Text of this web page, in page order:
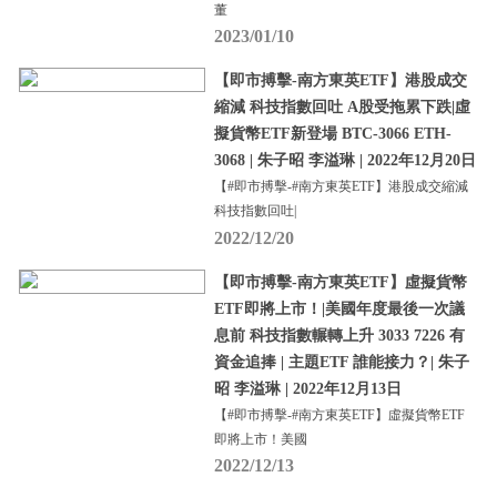
董
2023/01/10
【即市搏擊-南方東英ETF】港股成交
縮減 科技指數回吐 A股受拖累下跌|虛
擬貨幣ETF新登場 BTC-3066 ETH-
3068 | 朱子昭 李溢琳 | 2022年12月20日
【#即市搏擊-#南方東英ETF】港股成交縮減
科技指數回吐|
2022/12/20
【即市搏擊-南方東英ETF】虛擬貨幣
ETF即將上市！|美國年度最後一次議
息前 科技指數輾轉上升 3033 7226 有
資金追捧 | 主題ETF 誰能接力？| 朱子
昭 李溢琳 | 2022年12月13日
【#即市搏擊-#南方東英ETF】虛擬貨幣ETF
即將上市！美國
2022/12/13